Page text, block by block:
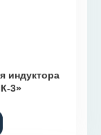
индуктора
3»